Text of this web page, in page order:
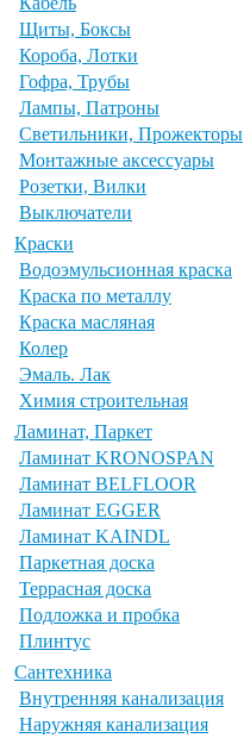
Щиты, Боксы
Короба, Лотки
Гофра, Трубы
Лампы, Патроны
Светильники, Прожекторы
Монтажные аксессуары
Розетки, Вилки
Выключатели
Краски
Водоэмульсионная краска
Краска по металлу
Краска масляная
Колер
Эмаль. Лак
Химия строительная
Ламинат, Паркет
Ламинат KRONOSPAN
Ламинат BELFLOOR
Ламинат EGGER
Ламинат KAINDL
Паркетная доска
Террасная доска
Подложка и пробка
Плинтус
Сантехника
Внутренняя канализация
Наружняя канализация